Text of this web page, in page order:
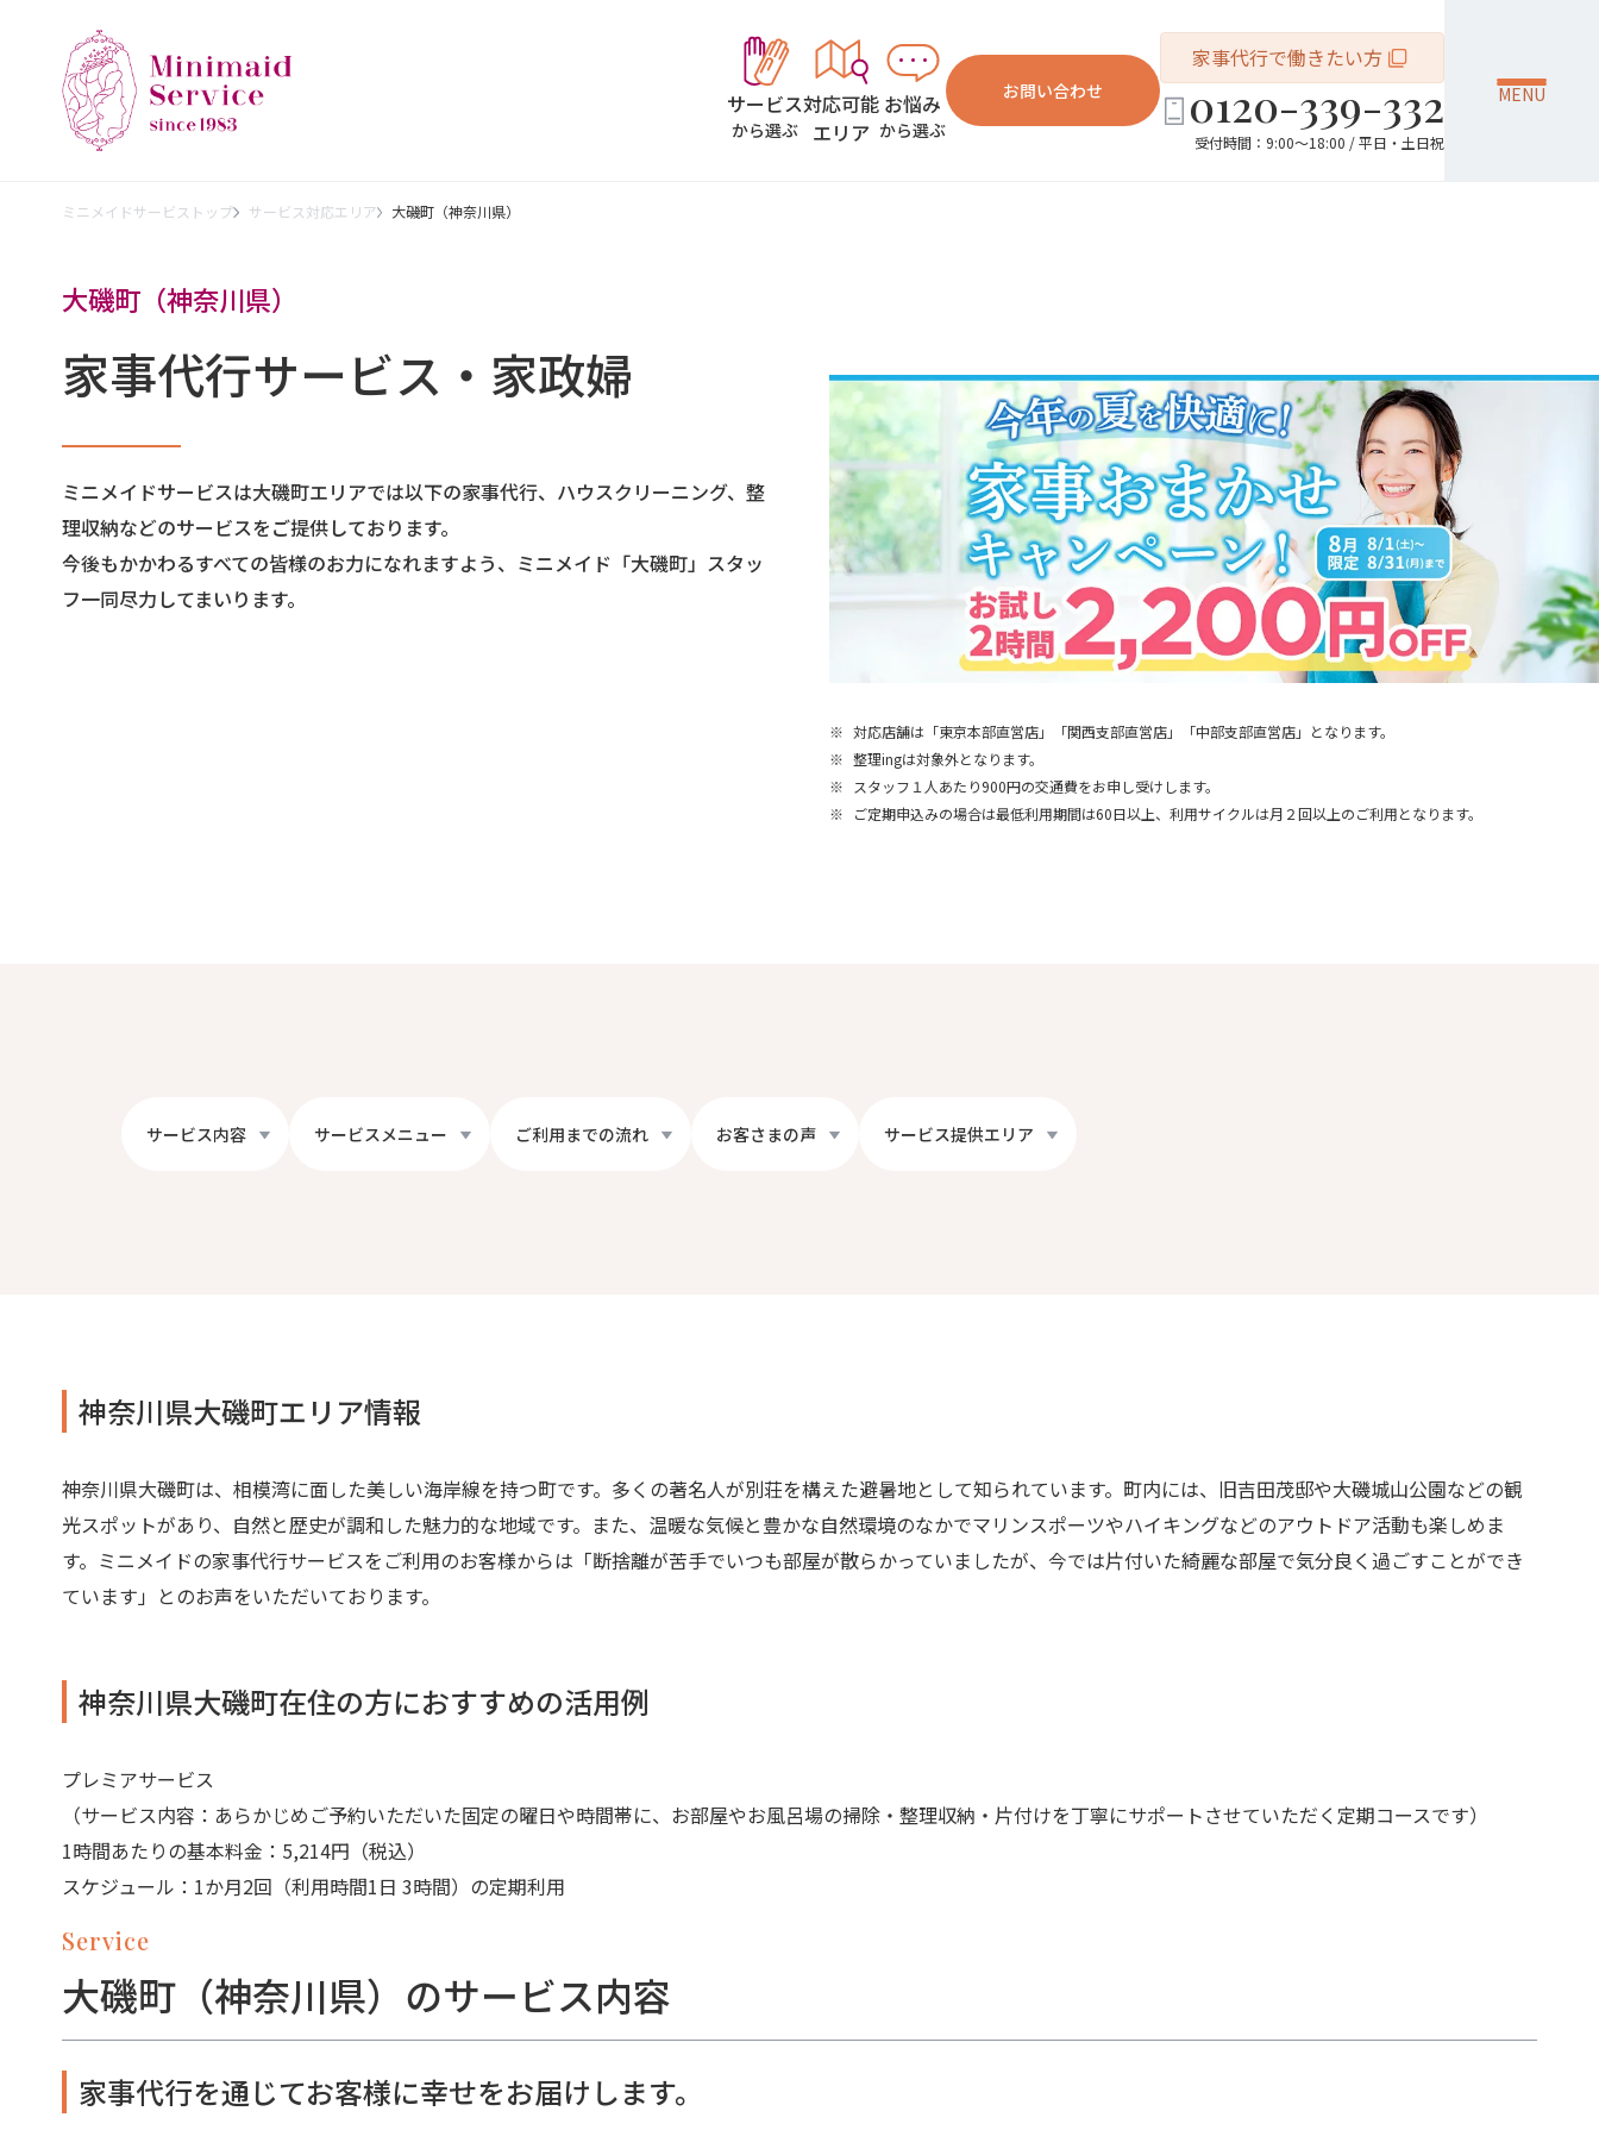
サービス
から選ぶ
対応可能
エリア
お悩み
から選ぶ
お問い合わせ
家事代行で働きたい方
0120-339-332
受付時間：9:00～18:00 / 平日・土日祝
MENU
ミニメイドサービストップ サービス対応エリア 大磯町（神奈川県）
大磯町（神奈川県）
家事代行サービス・家政婦
ミニメイドサービスは大磯町エリアでは以下の家事代行、ハウスクリーニング、整
理収納などのサービスをご提供しております。
今後もかかわるすべての皆様のお力になれますよう、ミニメイド「大磯町」スタッ
フ一同尽力してまいります。
※ 対応店舗は「東京本部直営店」「関西支部直営店」「中部支部直営店」となります。
※ 整理ingは対象外となります。
※
スタッフ１人あたり900円の交通費をお申し受けします。
※
ご定期申込みの場合は最低利用期間は60日以上、利用サイクルは月２回以上のご利用となります。
サービス内容 サービスメニュー ご利用までの流れ お客さまの声 サービス提供エリア
神奈川県大磯町エリア情報
神奈川県大磯町は、相模湾に面した美しい海岸線を持つ町です。多くの著名人が別荘を構えた避暑地として知られています。町内には、旧吉田茂邸や大磯城山公園などの観
光スポットがあり、自然と歴史が調和した魅力的な地域です。また、温暖な気候と豊かな自然環境のなかでマリンスポーツやハイキングなどのアウトドア活動も楽しめま
す。ミニメイドの家事代行サービスをご利用のお客様からは「断捨離が苦手でいつも部屋が散らかっていましたが、今では片付いた綺麗な部屋で気分良く過ごすことができ
ています」とのお声をいただいております。
神奈川県大磯町在住の方におすすめの活用例
プレミアサービス
（サービス内容：あらかじめご予約いただいた固定の曜日や時間帯に、お部屋やお風呂場の掃除・整理収納・片付けを丁寧にサポートさせていただく定期コースです）
1時間あたりの基本料金：5,214円（税込）
スケジュール：1か月2回（利用時間1日 3時間）の定期利用
Service
大磯町（神奈川県）のサービス内容
家事代行を通じてお客様に幸せをお届けします。